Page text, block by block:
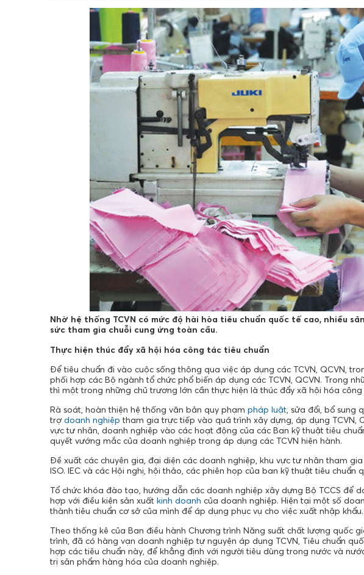
Nhờ hệ thống TCVN có mức độ hài hòa tiêu chuẩn quốc tế cao, nhiều
sức tham gia chuỗi cung ứng toàn cầu.
Thực hiện thúc đẩy xã hội hóa công tác tiêu chuẩn
Để tiêu chuẩn đi vào cuộc sống thông qua việc áp dụng các TCVN, QCVN,
phối hợp các Bộ ngành tổ chức phổ biến áp dụng các TCVN, QCVN. Trong
thì một trong những chủ trương lớn cần thực hiện là thúc đẩy xã hội hóa công
Rà soát, hoàn thiện hệ thống văn bản quy phạm pháp luật, sửa đổi, bổ sung
trợ doanh nghiệp tham gia trực tiếp vào quá trình xây dựng, áp dụng TCVN,
vực tư nhân, doanh nghiệp vào các hoạt động của các Ban kỹ thuật tiêu
quyết vướng mắc của doanh nghiệp trong áp dụng các TCVN hiện hành.
Đề xuất các chuyên gia, đại diện các doanh nghiệp, khu vực tư nhân tham
ISO. IEC và các Hội nghị, hội thảo, các phiên họp của ban kỹ thuật tiêu chuẩn
Tổ chức khóa đào tạo, hướng dẫn các doanh nghiệp xây dựng Bộ TCCS để
hợp với điều kiện sản xuất kinh doanh của doanh nghiệp. Hiện tại một số
thành tiêu chuẩn cơ sở của mình để áp dụng phục vụ cho việc xuất nhập khẩu.
Theo thống kê của Ban điều hành Chương trình Năng suất chất lượng quốc
trình, đã có hàng vạn doanh nghiệp tự nguyện áp dụng TCVN, Tiêu chuẩn
hợp các tiêu chuẩn này, để khẳng định với người tiêu dùng trong nước và
trị sản phẩm hàng hóa của doanh nghiệp.